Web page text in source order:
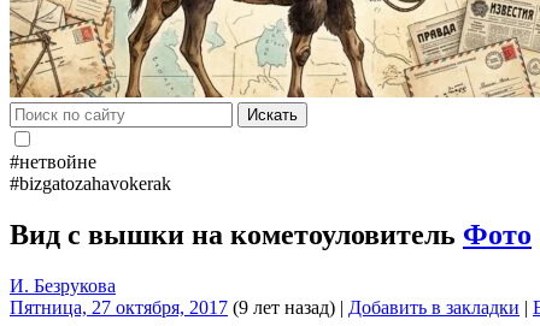
Искать
#нетвойне
#bizgatozahavokerak
Вид с вышки на кометоуловитель Фото
И. Безрукова
Пятница, 27 октября, 2017 (9 лет назад) | Добавить в закладки |